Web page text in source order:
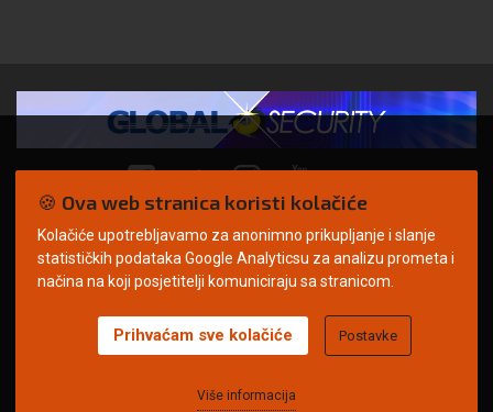
© Copyright 2026. | ARILEO
Uvjeti korištenja Politika privatnosti
Impressum
🍪 Ova web stranica koristi kolačiće
Kolačiće upotrebljavamo za anonimno prikupljanje i slanje
statističkih podataka Google Analyticsu za analizu prometa i
načina na koji posjetitelji komuniciraju sa stranicom.
Više informacija
Prihvaćam sve kolačiće Postavke